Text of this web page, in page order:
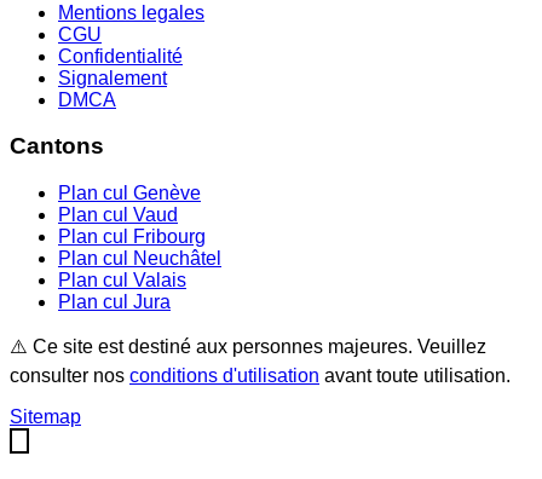
Mentions legales
CGU
Confidentialité
Signalement
DMCA
Cantons
Plan cul Genève
Plan cul Vaud
Plan cul
Fribourg
Plan cul
Neuchâtel
Plan cul Valais
Plan cul Jura
⚠️ Ce site est destiné aux personnes majeures. Veuillez
consulter nos conditions d'utilisation avant toute utilisation.
Sitemap